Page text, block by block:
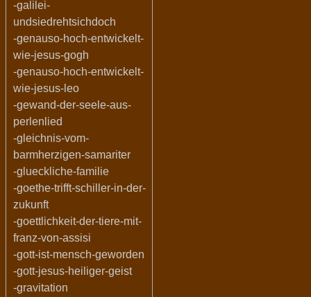
-galilei-
undsiedrehtsichdoch
-genauso-hoch-entwickelt-
wie-jesus-gogh
-genauso-hoch-entwickelt-
wie-jesus-leo
-gewand-der-seele-aus-
perlenlied
-gleichnis-vom-
barmherzigen-samariter
-glueckliche-familie
-goethe-trifft-schiller-in-der-
zukunft
-goettlichkeit-der-tiere-mit-
franz-von-assisi
-gott-ist-mensch-geworden
-gott-jesus-heiliger-geist
-gravitation